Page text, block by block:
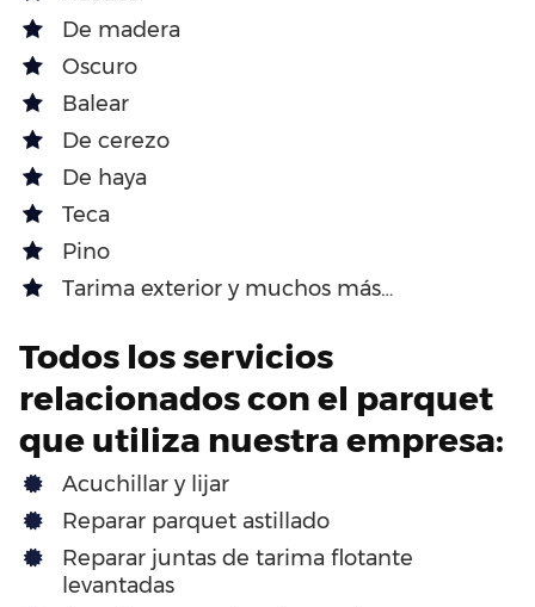
De madera
Oscuro
Balear
De cerezo
De haya
Teca
Pino
Tarima exterior y muchos más…
Todos los servicios
relacionados con el parquet
que utiliza nuestra empresa:
Acuchillar y lijar
Reparar parquet astillado
Reparar juntas de tarima flotante
levantadas